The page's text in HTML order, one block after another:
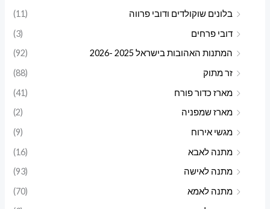
בלונים שוקולדים ודובי פרווה
(11)
דובי פרחים
(3)
המתנות האהובות בישראל 2025 -2026
(92)
זר מתוק
(88)
מארז כדור פורח
(41)
מארז שמפניה
(2)
מגשי אירוח
(9)
מתנה לאבא
(16)
מתנה לאישה
(93)
מתנה לאמא
(70)